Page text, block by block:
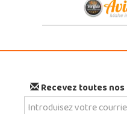
Recevez toutes